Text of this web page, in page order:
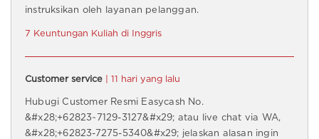
instruksikan oleh layanan pelanggan.
7 Keuntungan Kuliah di Inggris
Customer service | 11 hari yang lalu
Hubugi Customer Resmi Easycash No.
&#x28;+62823~7129-3127&#x29; atau live chat via WA,
&#x28;+62823-7275-5340&#x29; jelaskan alasan ingin